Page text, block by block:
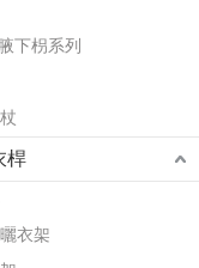
下枴系列
桿
衣架